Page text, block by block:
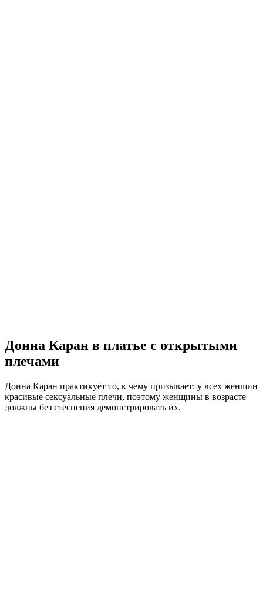
Донна Каран в платье с открытыми
плечами
Донна Каран практикует то, к чему призывает: у всех женщин
красивые сексуальные плечи, поэтому женщины в возрасте
должны без стеснения демонстрировать их.